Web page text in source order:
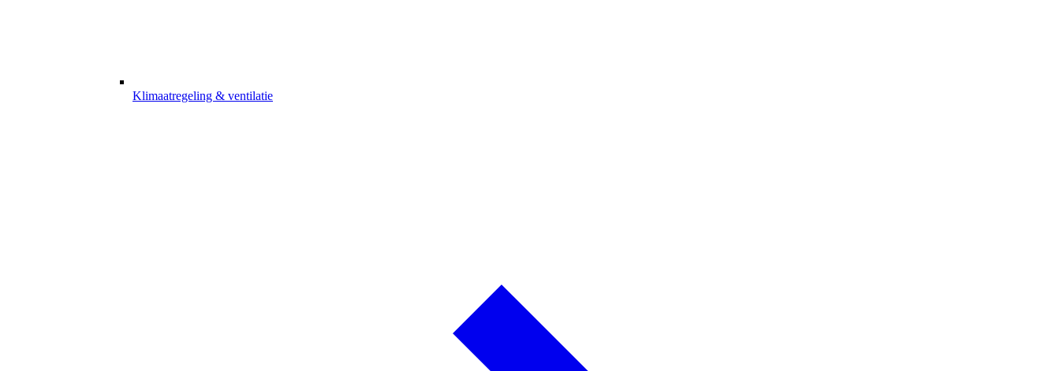
Klimaatregeling & ventilatie